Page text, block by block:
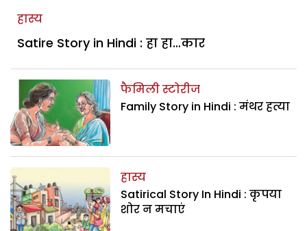
हास्य
Satire Story in Hindi : हा हा…कार
फैमिली स्टोरीज
Family Story in Hindi : मंथर हत्या
हास्य
Satirical Story In Hindi : कृपया
शोर न मचाएं